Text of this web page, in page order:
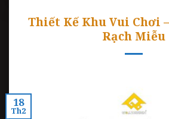
Thiết Kế Khu Vui Chơi
Rạch Miễu
18
Th2